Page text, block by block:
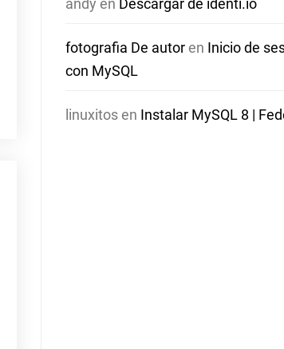
andy en Descargar de identi.io
fotografia De autoren Inicio de
con MySQL
linuxitosen Instalar MySQL 8 |